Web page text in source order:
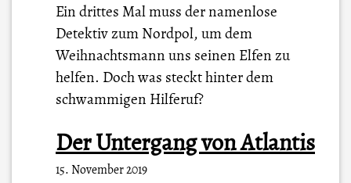
Ein drittes Mal muss der namenlose
Detektiv zum Nordpol, um dem
Weihnachtsmann uns seinen Elfen zu
helfen. Doch was steckt hinter dem
schwammigen Hilferuf?
Der Untergang von Atlantis
15. November 2019